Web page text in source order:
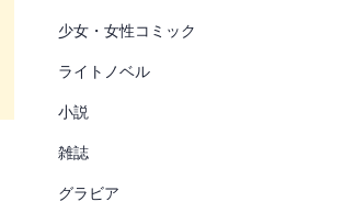
少女・女性コミック
ライトノベル
小説
雑誌
グラビア